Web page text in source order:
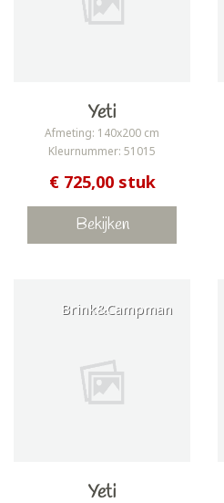
Yeti
Afmeting: 140x200 cm
Kleurnummer: 51015
€ 725,00 stuk
Bekijken
Brink&Campman
Yeti